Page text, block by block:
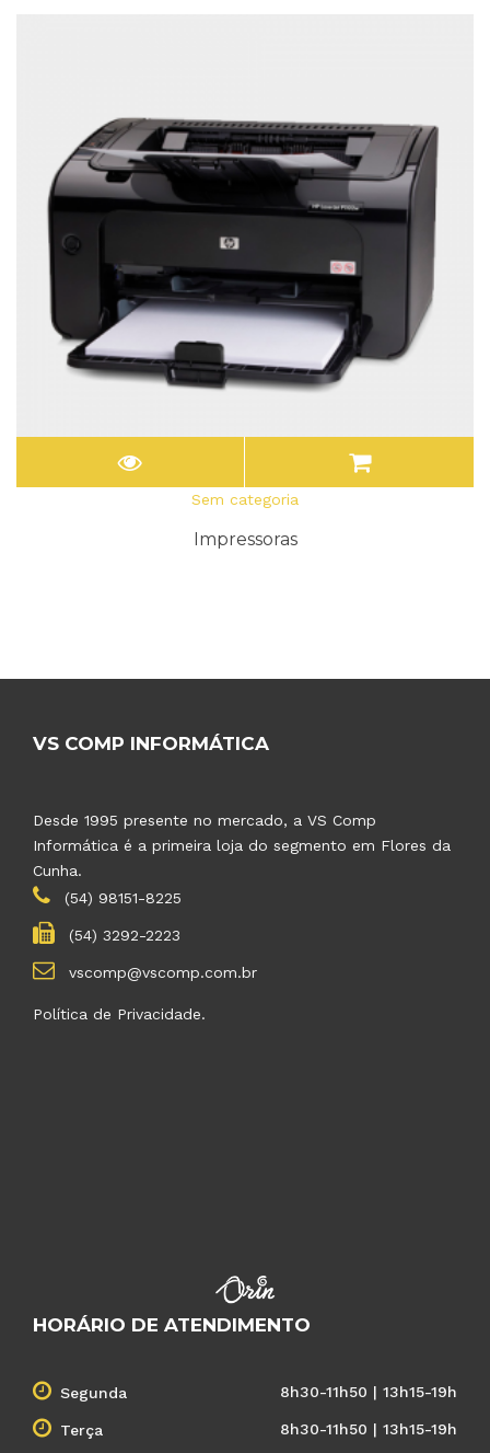
Sem categoria
Impressoras
VS COMP INFORMÁTICA
Desde 1995 presente no mercado, a VS Comp
Informática é a primeira loja do segmento em Flores da
Cunha.
(54) 98151-8225
(54) 3292-2223
vscomp@vscomp.com.br
Política de Privacidade.
HORÁRIO DE ATENDIMENTO
Segunda 8h30-11h50 | 13h15-19h
Terça 8h30-11h50 | 13h15-19h